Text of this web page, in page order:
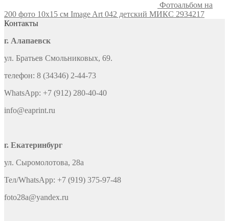
Фотоальбом на
200 фото 10х15 см Image Art 042 детский МИКС 2934217
Контакты
г. Алапаевск
ул. Братьев Смольниковых, 69.
телефон: 8 (34346) 2-44-73
WhatsApp: +7 (912) 280-40-40
info@eaprint.ru
г. Екатеринбург
ул. Сыромолотова, 28а
Тел/WhatsApp: +7 (919) 375-97-48
foto28a@yandex.ru